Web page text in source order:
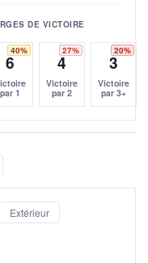
DE VICTOIRE
40%
6
par 1
27%
4
Victoire
par 2
20%
3
Victoire
par 3+
Extérieur